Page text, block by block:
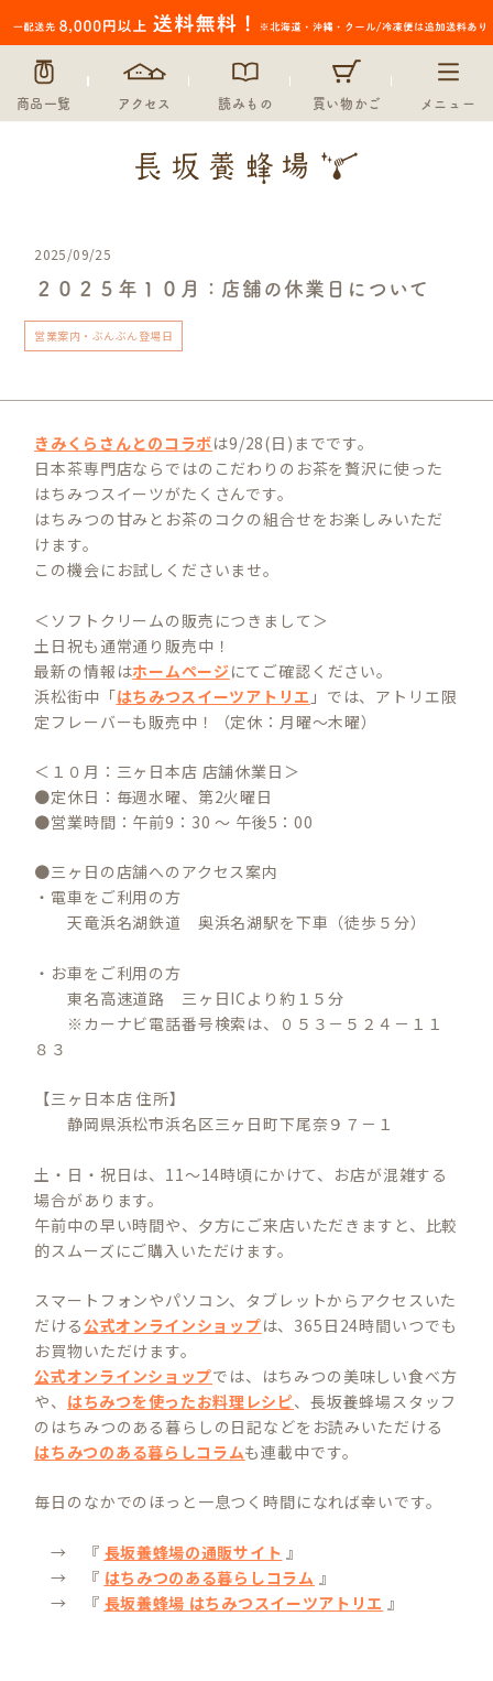
商品一覧 アクセス 読みもの 買い物かご メニュー
2025/09/25
２０２５年１０月：店舗の休業日について
営業案内・ぶんぶん登場日
きみくらさんとのコラボは9/28(日)までです。
日本茶専門店ならではのこだわりのお茶を贅沢に使った
はちみつスイーツがたくさんです。
はちみつの甘みとお茶のコクの組合せをお楽しみいただ
けます。
この機会にお試しくださいませ。
＜ソフトクリームの販売につきまして＞
土日祝も通常通り販売中！
最新の情報はホームページにてご確認ください。
浜松街中「はちみつスイーツアトリエ 」では、アトリエ限
定フレーバーも販売中！（定休：月曜～木曜）
＜１０月：三ヶ日本店 店舗休業日＞
●定休日：毎週水曜、第2火曜日
●営業時間：午前9：30 ～ 午後5：00
●三ヶ日の店舗へのアクセス案内
・電車をご利用の方
天竜浜名湖鉄道 奥浜名湖駅を下車（徒歩５分）
・お車をご利用の方
東名高速道路 三ヶ日ICより約１５分
※カーナビ電話番号検索は、０５３－５２４－１１
８３
【三ヶ日本店 住所】
静岡県浜松市浜名区三ヶ日町下尾奈９７－１
土・日・祝日は、11～14時頃にかけて、お店が混雑する
場合があります。
午前中の早い時間や、夕方にご来店いただきますと、比較
的スムーズにご購入いただけます。
スマートフォンやパソコン、タブレットからアクセスいた
だける 公式オンラインショップは、365日24時間いつでも
お買物いただけます。
公式オンラインショップでは、はちみつの美味しい食べ方
や、 はちみつを使ったお料理レシピ、長坂養蜂場スタッフ
のはちみつのある暮らしの日記などをお読みいただける
はちみつのある暮らしコラムも連載中です。
毎日のなかでのほっと一息つく時間になれば幸いです。
→ 『 長坂養蜂場の通販サイト 』
→ 『 はちみつのある暮らしコラム 』
→ 『 長坂養蜂場 はちみつスイーツアトリエ 』